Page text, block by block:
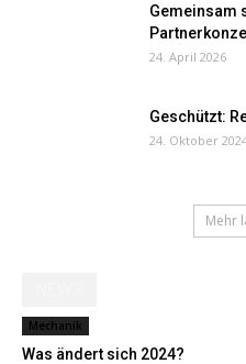
Gemeinsam
24. April 2026
Geschützt:
24. Oktober
Mehr
Mechanik
Was ändert sich 2024?